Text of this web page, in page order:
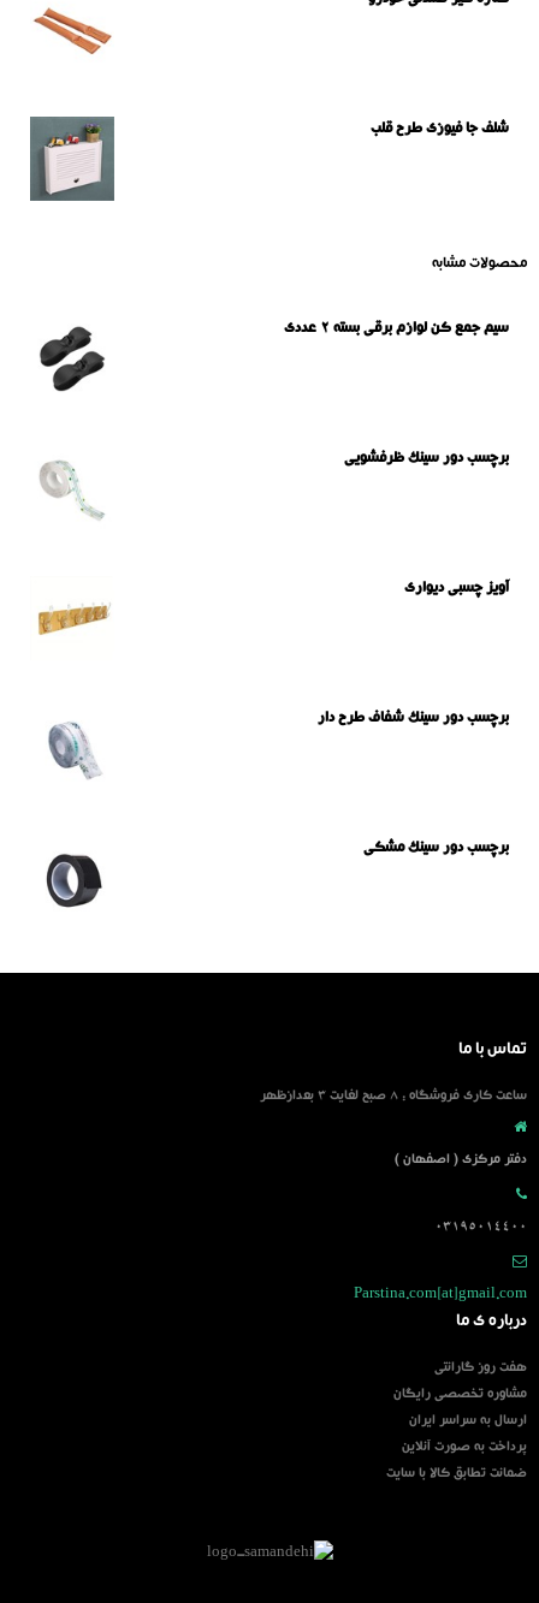
شلف جا فیوزی طرح قلب
محصولات مشابه
سیم جمع کن لوازم برقی بسته 2 عددی
برچسب دور سینک ظرفشویی
آویز چسبی دیواری
برچسب دور سینک شفاف طرح دار
برچسب دور سینک مشکی
تماس با ما
ساعت کاری فروشگاه : 8 صبح لغایت 3 بعدازظهر
دفتر مرکزی ( اصفهان )
03195014400
Parstina.com[at]gmail.com
درباره ی ما
هفت روز گارانتی
مشاوره تخصصی رایگان
ارسال به سراسر ایران
پرداخت به صورت آنلاین
ضمانت تطابق کالا با سایت